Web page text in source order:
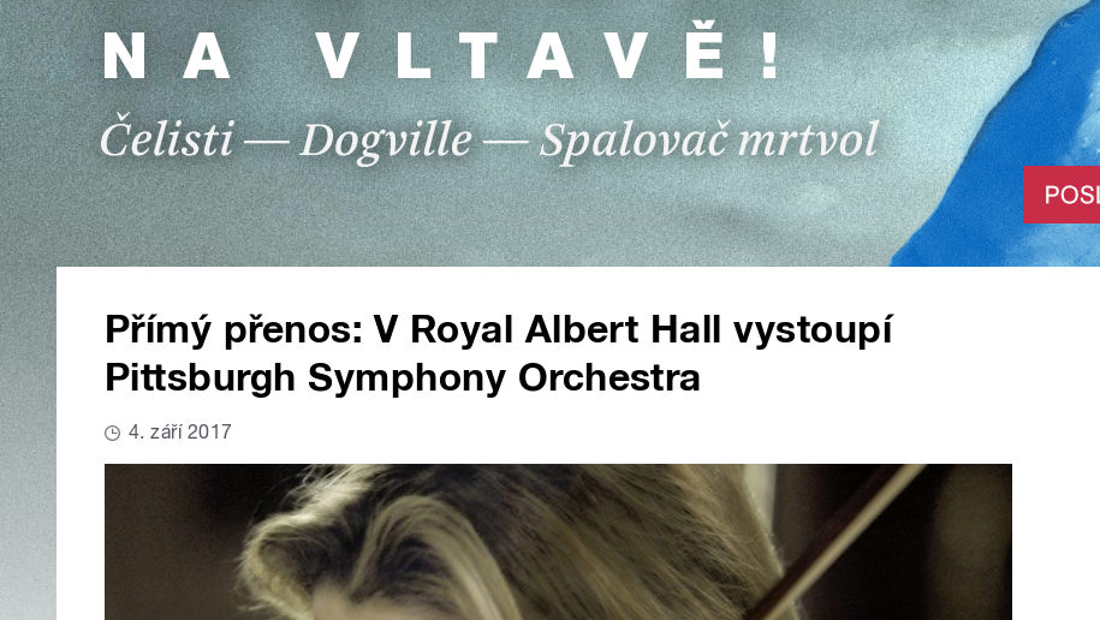
Přímý přenos: V Royal Albert Hall vystoupí
Pittsburgh Symphony Orchestra
4. září 2017